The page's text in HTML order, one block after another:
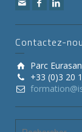
Contactez-
Parc
+33 (0)3 20